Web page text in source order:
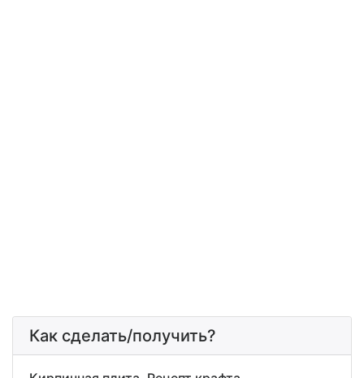
Как сделать/получить?